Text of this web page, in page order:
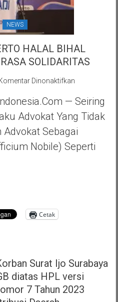
NEWS
HALAL BIHAL
SOLIDARITAS
Dinonaktifkan
DPC
MOJOKERTO
HALAL
BIHAL
DAN
— Seiring
Advokat Yang Tidak
Sebagai
Nobile) Seperti
Cetak
Surat Ijo Surabaya
diatas HPL versi
7 Tahun 2023